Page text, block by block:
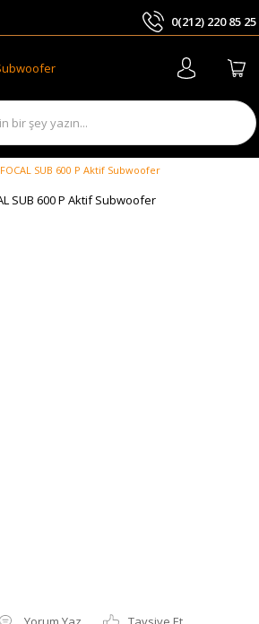
0(212) 220 85 25
FOCAL SUB 600 P Aktif Subwoofer